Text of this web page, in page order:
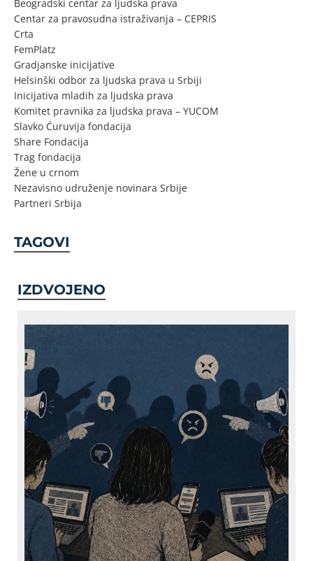
Beogradski centar za ljudska prava
Centar za pravosudna istraživanja – CEPRIS
Crta
FemPlatz
Gradjanske inicijative
Helsinški odbor za ljudska prava u Srbiji
Inicijativa mladih za ljudska prava
Komitet pravnika za ljudska prava – YUCOM
Slavko Ćuruvija fondacija
Share Fondacija
Trag fondacija
Žene u crnom
Nezavisno udruženje novinara Srbije
Partneri Srbija
TAGOVI
IZDVOJENO